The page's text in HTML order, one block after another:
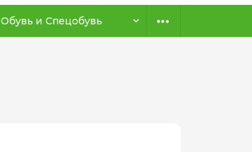
Обувь и Спецобувь